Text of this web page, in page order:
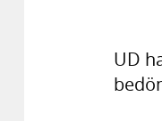
UD